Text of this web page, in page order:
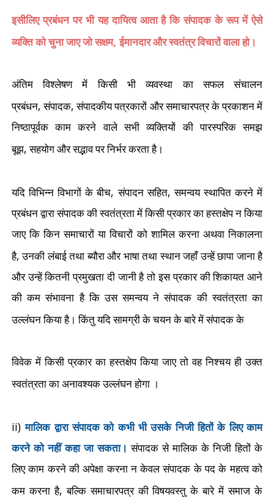
इसीलिए प्रबंधन पर भी यह दायित्व आता है कि संपादक के रूप में ऐसे
व्यक्ति को चुना जाए जो सक्षम,ईमानदार और स्वतंत्र विचारों वाला हो।
अंतिम विश्लेषण में किसी भी व्यवस्था का सफल संचालन
प्रबंधन,संपादक,संपादकीय पत्रकारों और समाचारपत्र के प्रकाशन में
निष्ठापूर्वक काम करने वाले सभी व्यक्तियों की पारस्परिक समझ
बूझ,सहयोग और सद्भाव पर निर्भर करता है।
यदि विभिन्न विभागों के बीच,संपादन सहित,समन्वय स्थापित करने में
प्रबंधन द्वारा संपादक की स्वतंत्रता में किसी प्रकार का हस्तक्षेप न किया
जाए कि किन समाचारों या विचारों को शामिल करना अथवा निकालना
है,उनकी लंबाई तथा ब्यौरा और भाषा तथा स्थान जहाँ उन्हें छापा जाना है
और उन्हें कितनी प्रमुखता दी जानी है तो इस प्रकार की शिकायत आने
की कम संभावना है कि उस समन्वय ने संपादक की स्वतंत्रता का
उल्लंघन किया है। किंतु यदि सामग्री के चयन के बारे में संपादक के
विवेक में किसी प्रकार का हस्तक्षेप किया जाए तो वह निश्चय ही उक्त
स्वतंत्रता का अनावश्यक उल्लंघन होगा ।
ii)मालिक द्वारा संपादक को कभी भी उसके निजी हितों के लिए काम
करने को नहीं कहा जा सकता। संपादक से मालिक के निजी हितों के
लिए काम करने की अपेक्षा करना न केवल संपादक के पद के महत्व को
कम करना है,बल्कि समाचारपत्र की विषयवस्तु के बारे में समाज के